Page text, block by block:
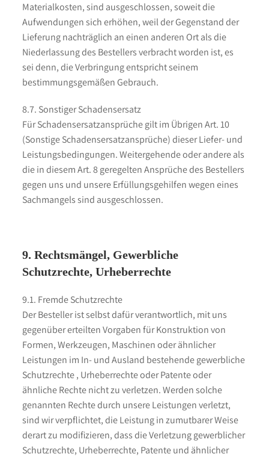
Materialkosten, sind ausgeschlossen, soweit die
Aufwendungen sich erhöhen, weil der Gegenstand der
Lieferung nachträglich an einen anderen Ort als die
Niederlassung des Bestellers verbracht worden ist, es
sei denn, die Verbringung entspricht seinem
bestimmungsgemäßen Gebrauch.
8.7. Sonstiger Schadensersatz
Für Schadensersatzansprüche gilt im Übrigen Art. 10
(Sonstige Schadensersatzansprüche) dieser Liefer- und
Leistungsbedingungen. Weitergehende oder andere als
die in diesem Art. 8 geregelten Ansprüche des Bestellers
gegen uns und unsere Erfüllungsgehilfen wegen eines
Sachmangels sind ausgeschlossen.
9. Rechtsmängel, Gewerbliche
Schutzrechte, Urheberrechte
9.1. Fremde Schutzrechte
Der Besteller ist selbst dafür verantwortlich, mit uns
gegenüber erteilten Vorgaben für Konstruktion von
Formen, Werkzeugen, Maschinen oder ähnlicher
Leistungen im In- und Ausland bestehende gewerbliche
Schutzrechte , Urheberrechte oder Patente oder
ähnliche Rechte nicht zu verletzen. Werden solche
genannten Rechte durch unsere Leistungen verletzt,
sind wir verpflichtet, die Leistung in zumutbarer Weise
derart zu modifizieren, dass die Verletzung gewerblicher
Schutzrechte, Urheberrechte, Patente und ähnlicher